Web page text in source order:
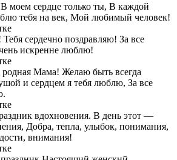
В моем сердце только ты, В каждой
тебя на век, Мой любимый человек!
Тебя сердечно поздравляю! За все
искренне люблю!
Мама! Желаю быть всегда
и сердцем я тебя люблю, За все
вдохновения. В день этот —
Добра, тепла, улыбок, понимания,
внимания!